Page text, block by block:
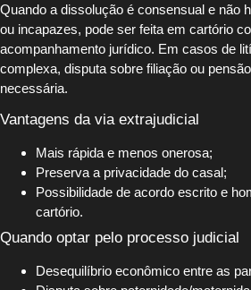
Quando a dissolução é consensual e não
ou incapazes, pode ser feita em cartório
acompanhamento jurídico. Em casos de
complexa, disputa sobre filiação ou
necessária.
Vantagens da via extrajudicial
Mais rápida e menos onerosa;
Preserva a privacidade do casal;
Possibilidade de acordo escrito e
cartório.
Quando optar pelo processo judicial
Desequilíbrio econômico entre as